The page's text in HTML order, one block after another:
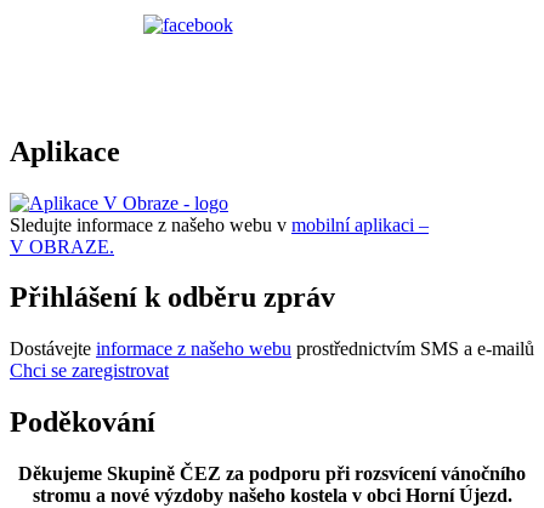
Aplikace
Sledujte informace z našeho webu v mobilní aplikaci –
V OBRAZE.
Přihlášení k odběru zpráv
Dostávejte informace z našeho webu prostřednictvím SMS a e-mailů
Chci se zaregistrovat
Poděkování
Děkujeme Skupině ČEZ za podporu při rozsvícení vánočního
stromu a nové výzdoby našeho kostela v obci Horní Újezd.